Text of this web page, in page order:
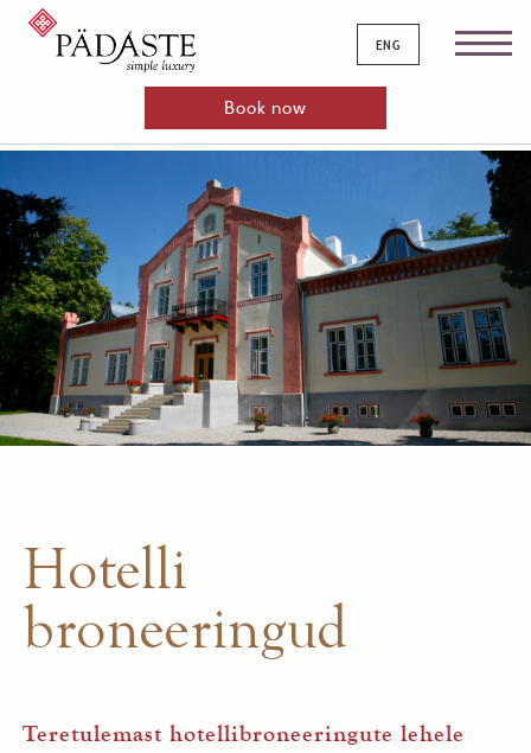
Book now
eng
Hotelli
broneeringud
Teretulemast hotellibroneeringute lehele